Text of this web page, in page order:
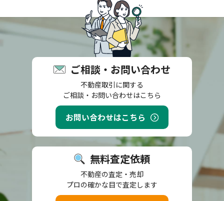
ご相談・お問い合わせ
不動産取引に関する
ご相談・お問い合わせはこちら
お問い合わせはこちら
無料査定依頼
不動産の査定・売却
プロの確かな目で査定します